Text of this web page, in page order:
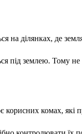
на ділянках, де
під землею. Тому
комах, які